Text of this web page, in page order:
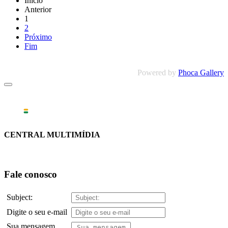
Anterior
1
2
Próximo
Fim
Powered by Phoca Gallery
CENTRAL MULTIMÍDIA
Fale conosco
Subject:
Digite o seu e-mail
Sua mensagem